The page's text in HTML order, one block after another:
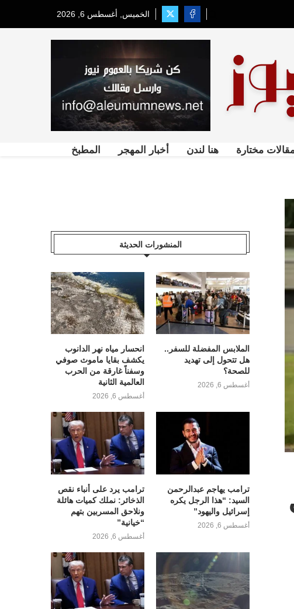
الخميس, أغسطس 6, 2026
مختارة هنا لندن أخبار المهجر المطبخ
المنشورات الحديثة
الملابس المفضلة للسفر..
هل تتحول إلى تهديد
للصحة؟
أغسطس 6, 2026
انحسار مياه نهر الدانوب
يكشف بقايا ماموث صوفي
وسفناً غارقة من الحرب
العالمية الثانية
أغسطس 6, 2026
ترامب يهاجم عبدالرحمن
السيد: “هذا الرجل يكره
إسرائيل واليهود”
أغسطس 6, 2026
ترامب يرد على أنباء نقص
الذخائر: نملك كميات هائلة
ونلاحق المسربين بتهم
“خيانية”
أغسطس 6, 2026